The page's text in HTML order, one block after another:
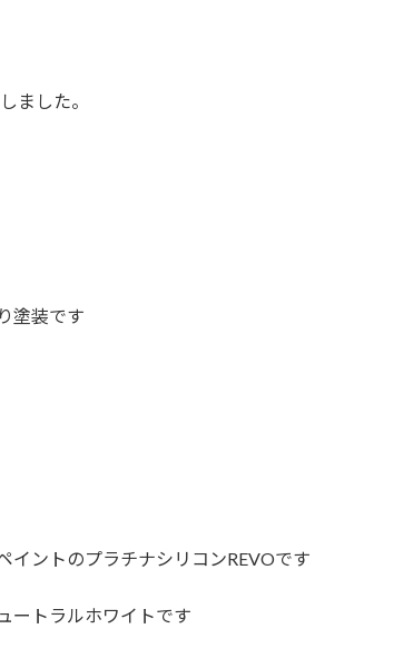
ました。
塗装です
イントのプラチナシリコンREVOです
ートラルホワイトです